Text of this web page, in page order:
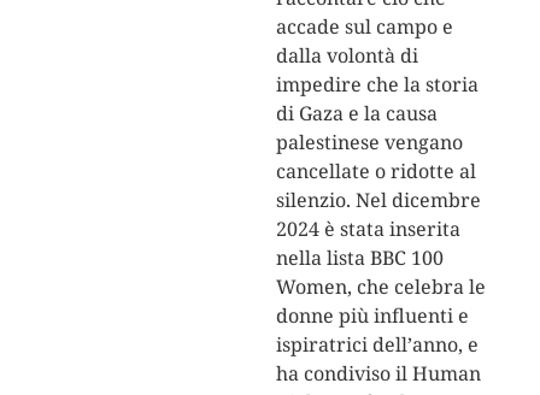
accade sul campo e
dalla volontà di
impedire che la storia
di Gaza e la causa
palestinese vengano
cancellate o ridotte al
silenzio. Nel dicembre
2024 è stata inserita
nella listaBBC 100
Women, che celebra le
donne più influenti e
ispiratrici dell’anno, e
ha condiviso ilHuman